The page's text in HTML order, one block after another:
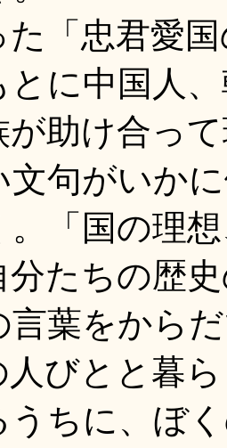
「忠君愛
に中国人
が助け合っ
文句がいか
。「国の理
分たちの歴
言葉をから
人びとと暮
うちに、ぼ